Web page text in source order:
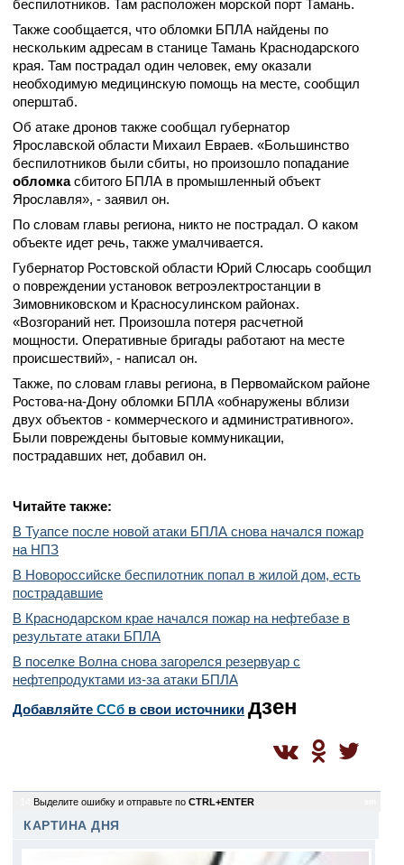
беспилотников. Там расположен морской порт Тамань.
Также сообщается, что обломки БПЛА найдены по
нескольким адресам в станице Тамань Краснодарского
края. Там пострадал один человек, ему оказали
необходимую медицинскую помощь на месте, сообщил
оперштаб.
Об атаке дронов также сообщал губернатор
Ярославской области Михаил Евраев. «Большинство
беспилотников были сбиты, но произошло попадание
обломкасбитого БПЛА в промышленный объект
Ярославля», - заявил он.
По словам главы региона, никто не пострадал. О каком
объекте идет речь, также умалчивается.
Губернатор Ростовской области Юрий Слюсарь сообщил
о повреждении установок ветроэлектростанции в
Зимовниковском и Красносулинском районах.
«Возгораний нет. Произошла потеря расчетной
мощности. Оперативные бригады работают на месте
происшествий», - написал он.
Также, по словам главы региона, в Первомайском районе
Ростова-на-Дону обломки БПЛА «обнаружены вблизи
двух объектов - коммерческого и административного».
Были повреждены бытовые коммуникации,
пострадавших нет, добавил он.
Читайте также:
В Туапсе после новой атаки БПЛА снова начался пожар
на НПЗ
В Новороссийске беспилотник попал в жилой дом, есть
пострадавшие
В Краснодарском крае начался пожар на нефтебазе в
результате атаки БПЛА
В поселке Волна снова загорелся резервуар с
нефтепродуктами из-за атаки БПЛА
Добавляйте CСб в свои источники дзен
Выделите ошибку и отправьте по CTRL+ENTER
КАРТИНА ДНЯ